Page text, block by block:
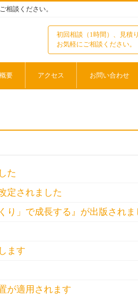
相談ください。
初回相談（1時間）、見積
お気軽にご相談ください。
要 アクセス お問い合わせ
た
定されました
り」で成長する』が出版されま
ます
が適用されます